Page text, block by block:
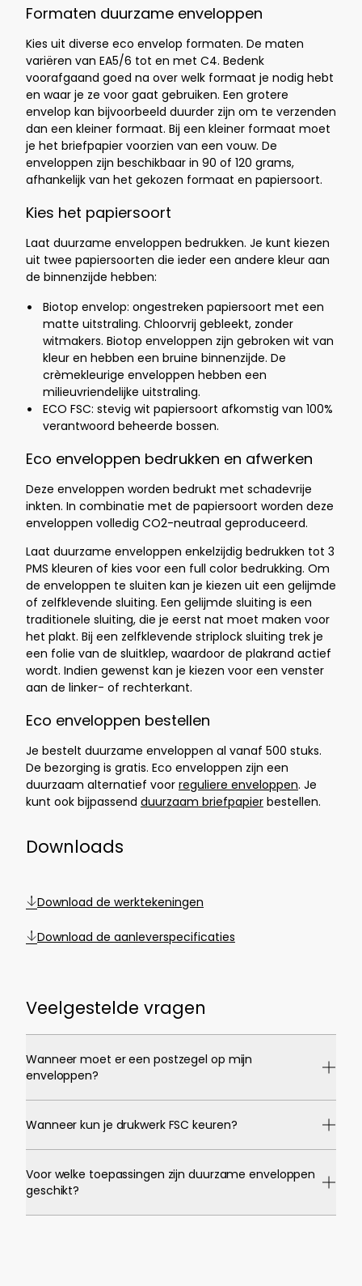
Formaten duurzame enveloppen
Kies uit diverse eco envelop formaten. De maten
variëren van EA5/6 tot en met C4. Bedenk
voorafgaand goed na over welk formaat je nodig hebt
en waar je ze voor gaat gebruiken. Een grotere
envelop kan bijvoorbeeld duurder zijn om te verzenden
dan een kleiner formaat. Bij een kleiner formaat moet
je het briefpapier voorzien van een vouw. De
enveloppen zijn beschikbaar in 90 of 120 grams,
afhankelijk van het gekozen formaat en papiersoort.
Kies het papiersoort
Laat duurzame enveloppen bedrukken. Je kunt kiezen
uit twee papiersoorten die ieder een andere kleur aan
de binnenzijde hebben:
Biotop envelop: ongestreken papiersoort met een
matte uitstraling. Chloorvrij gebleekt, zonder
witmakers. Biotop enveloppen zijn gebroken wit van
kleur en hebben een bruine binnenzijde. De
crèmekleurige enveloppen hebben een
milieuvriendelijke uitstraling.
ECO FSC: stevig wit papiersoort afkomstig van 100%
verantwoord beheerde bossen.
Eco enveloppen bedrukken en afwerken
Deze enveloppen worden bedrukt met schadevrije
inkten. In combinatie met de papiersoort worden deze
enveloppen volledig CO2-neutraal geproduceerd.
Laat duurzame enveloppen enkelzijdig bedrukken tot 3
PMS kleuren of kies voor een full color bedrukking. Om
de enveloppen te sluiten kan je kiezen uit een gelijmde
of zelfklevende sluiting. Een gelijmde sluiting is een
traditionele sluiting, die je eerst nat moet maken voor
het plakt. Bij een zelfklevende striplock sluiting trek je
een folie van de sluitklep, waardoor de plakrand actief
wordt. Indien gewenst kan je kiezen voor een venster
aan de linker- of rechterkant.
Eco enveloppen bestellen
Je bestelt duurzame enveloppen al vanaf 500 stuks.
De bezorging is gratis. Eco enveloppen zijn een
duurzaam alternatief voor reguliere enveloppen. Je
kunt ook bijpassend duurzaam briefpapier bestellen.
Downloads
Download de werktekeningen
Download de aanleverspecificaties
Veelgestelde vragen
Wanneer moet er een postzegel op mijn
enveloppen?
Wanneer kun je drukwerk FSC keuren?
Voor welke toepassingen zijn duurzame enveloppen
geschikt?